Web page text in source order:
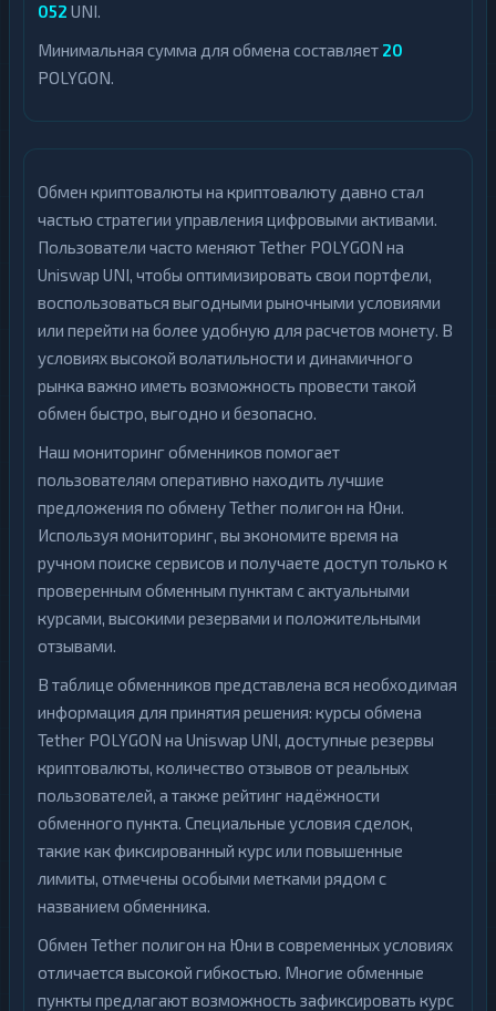
052 UNI.
Минимальная сумма для обмена составляет 20
POLYGON.
Обмен криптовалюты на криптовалюту давно стал
частью стратегии управления цифровыми активами.
Пользователи часто меняют Tether POLYGON на
Uniswap UNI, чтобы оптимизировать свои портфели,
воспользоваться выгодными рыночными условиями
или перейти на более удобную для расчетов монету. В
условиях высокой волатильности и динамичного
рынка важно иметь возможность провести такой
обмен быстро, выгодно и безопасно.
Наш мониторинг обменников помогает
пользователям оперативно находить лучшие
предложения по обмену Tether полигон на Юни.
Используя мониторинг, вы экономите время на
ручном поиске сервисов и получаете доступ только к
проверенным обменным пунктам с актуальными
курсами, высокими резервами и положительными
отзывами.
В таблице обменников представлена вся необходимая
информация для принятия решения: курсы обмена
Tether POLYGON на Uniswap UNI, доступные резервы
криптовалюты, количество отзывов от реальных
пользователей, а также рейтинг надёжности
обменного пункта. Специальные условия сделок,
такие как фиксированный курс или повышенные
лимиты, отмечены особыми метками рядом с
названием обменника.
Обмен Tether полигон на Юни в современных условиях
отличается высокой гибкостью. Многие обменные
пункты предлагают возможность зафиксировать курс